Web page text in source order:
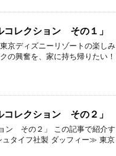
コレクション その１」
京ディズニーリゾートの楽しみ
の興奮を、家に持ち帰りたい！
コレクション その２」
ン その２」 この記事で紹介す
タイフ社製 ダッフィー≫ 東京